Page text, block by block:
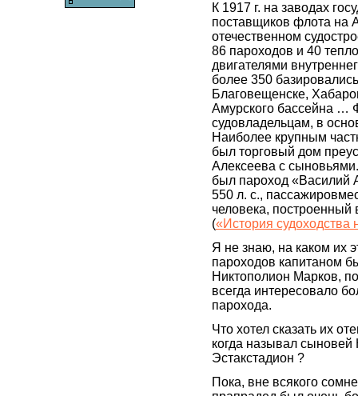
К 1917 г. на заводах
поставщиков флота на
отечественном
86 пароходов и 40
двигателями
более 350
Благовещенске,
Амурского бассейна …
судовладельцам, в
Наиболее крупным
был торговый дом
Алексеева с
был пароход «Василий
550 л. с.,
человека, построенный
(«История судоходства
Я не знаю, на каком их
пароходов капитаном
Никтополион Марков,
всегда интересовало
парохода.
Что хотел сказать их
когда называл сыновей
Эстакстадион ?
Пока, вне всякого